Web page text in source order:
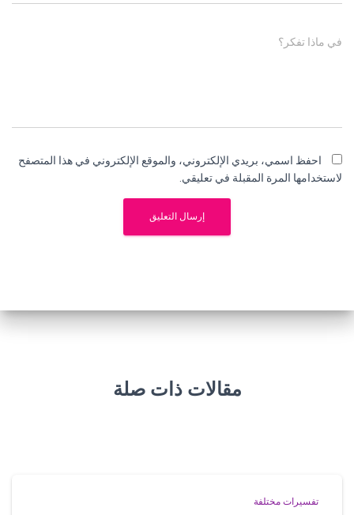
في ماذا تفكر؟
احفظ اسمي، بريدي الإلكتروني، والموقع الإلكتروني في هذا المتصفح
لاستخدامها المرة المقبلة في تعليقي.
مقالات ذات صلة
تفسيرات مختلفة